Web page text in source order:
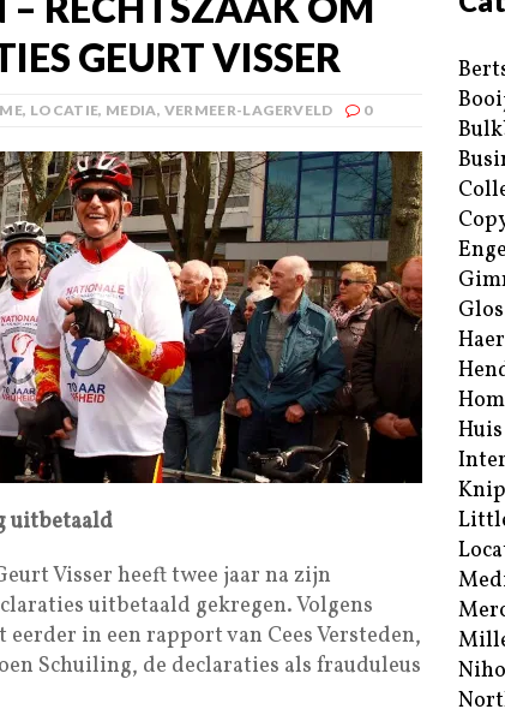
GEURT VISSER
, LOCATIE, MEDIA, VERMEER-LAGERVELD 0
uitbetaald
Visser heeft twee jaar na zijn
uitbetaald gekregen. Volgens
in een rapport van Cees Versteden,
Schuiling, de declaraties als frauduleus